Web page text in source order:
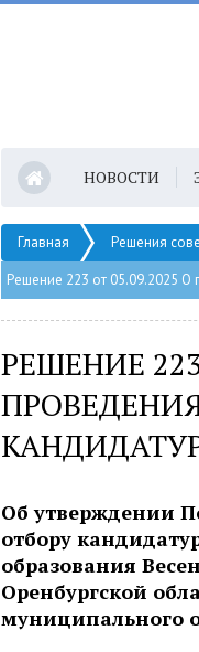
НОВОСТИ
Главная
Решения
Решение 223 от 05.09.2025
РЕШЕНИЕ
Об утверждении
отбору
образования
Оренбургской
муниципального